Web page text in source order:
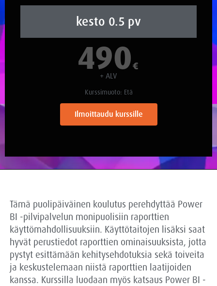
kesto 0.5 pv
490€
+ ALV
Kurssimuoto: Etä
Ilmoittaudu kurssille
Tämä puolipäiväinen koulutus perehdyttää Power
BI -pilvipalvelun monipuolisiin raporttien
käyttömahdollisuuksiin. Käyttötaitojen lisäksi saat
hyvät perustiedot raporttien ominaisuuksista, jotta
pystyt esittämään kehitysehdotuksia sekä toiveita
ja keskustelemaan niistä raporttien laatijoiden
kanssa. Kurssilla luodaan myös katsaus Power BI -